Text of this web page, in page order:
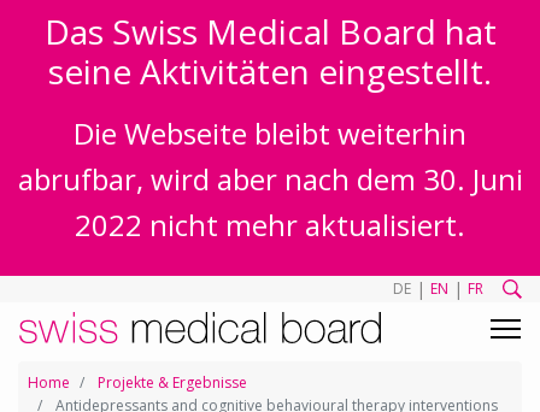
Das Swiss Medical Board hat
seine Aktivitäten eingestellt.
Die Webseite bleibt weiterhin
abrufbar, wird aber nach dem 30. Juni
2022 nicht mehr aktualisiert.
DE | EN | FR
Home
Projekte & Ergebnisse
Antidepressants and cognitive behavioural therapy interventions